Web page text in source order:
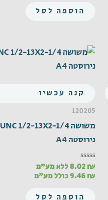
הוספה לסל
קנה עכשיו
120205
משושה UNC 1/2-13X2-1/4
נירוסטה A4
דורג
0
מתוך
8.02₪
ללא מע"מ
9.46₪
כולל מע"מ
הוספה לסל